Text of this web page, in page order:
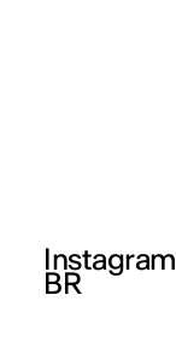
Instagram
BR